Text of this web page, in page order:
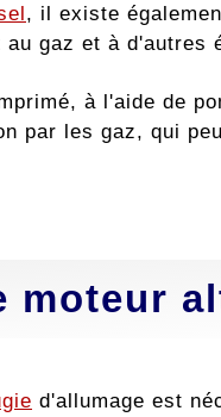
, il existe
au gaz et à d'autres
à l'aide de
par les gaz, qui
moteur
d'allumage est